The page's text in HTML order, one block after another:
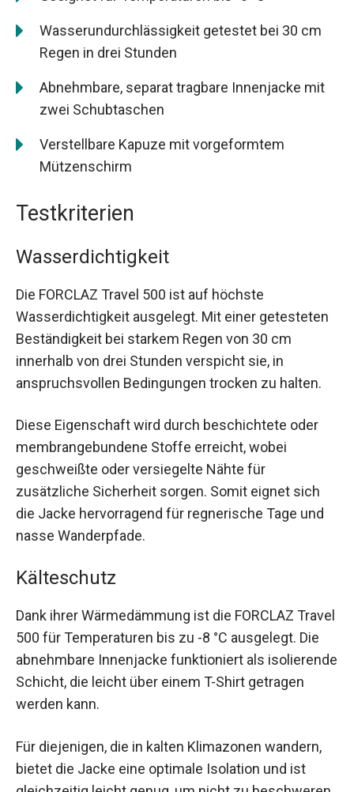
Wasserundurchlässigkeit getestet bei 30 cm
Regen in drei Stunden
Abnehmbare, separat tragbare Innenjacke mit
zwei Schubtaschen
Verstellbare Kapuze mit vorgeformtem
Mützenschirm
Testkriterien
Wasserdichtigkeit
Die FORCLAZ Travel 500 ist auf höchste
Wasserdichtigkeit ausgelegt. Mit einer getesteten
Beständigkeit bei starkem Regen von 30 cm
innerhalb von drei Stunden verspicht sie, in
anspruchsvollen Bedingungen trocken zu halten.
Diese Eigenschaft wird durch beschichtete oder
membrangebundene Stoffe erreicht, wobei
geschweißte oder versiegelte Nähte für
zusätzliche Sicherheit sorgen. Somit eignet sich
die Jacke hervorragend für regnerische Tage und
nasse Wanderpfade.
Kälteschutz
Dank ihrer Wärmedämmung ist die FORCLAZ Travel
500 für Temperaturen bis zu -8 °C ausgelegt. Die
abnehmbare Innenjacke funktioniert als isolierende
Schicht, die leicht über einem T-Shirt getragen
werden kann.
Für diejenigen, die in kalten Klimazonen wandern,
bietet die Jacke eine optimale Isolation und ist